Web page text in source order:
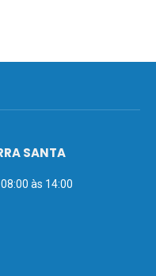
SANTA
às 14:00